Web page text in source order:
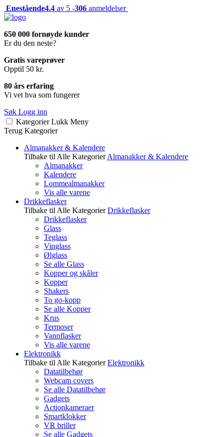
Enestående4.4 av 5 -306 anmeldelser
650 000 fornøyde kunder
Er du den neste?
Gratis vareprøver
Opptil 50 kr.
80 års erfaring
Vi vet hva som fungerer
Søk Logg inn
Kategorier Lukk Meny
Terug Kategorier
Almanakker & Kalendere
Tilbake til Alle Kategorier Almanakker & Kalendere
Almanakker
Kalendere
Lommealmanakker
Vis alle varene
Drikkeflasker
Tilbake til Alle Kategorier Drikkeflasker
Drikkeflasker
Glass
Teglass
Vinglass
Ølglass
Se alle Glass
Kopper og skåler
Kopper
Shakers
To go-kopp
Se alle Kopper
Krus
Termoser
Vannflasker
Vis alle varene
Elektronikk
Tilbake til Alle Kategorier Elektronikk
Datatilbehør
Webcam covers
Se alle Datatilbehør
Gadgets
Actionkameraer
Smartklokker
VR briller
Se alle Gadgets